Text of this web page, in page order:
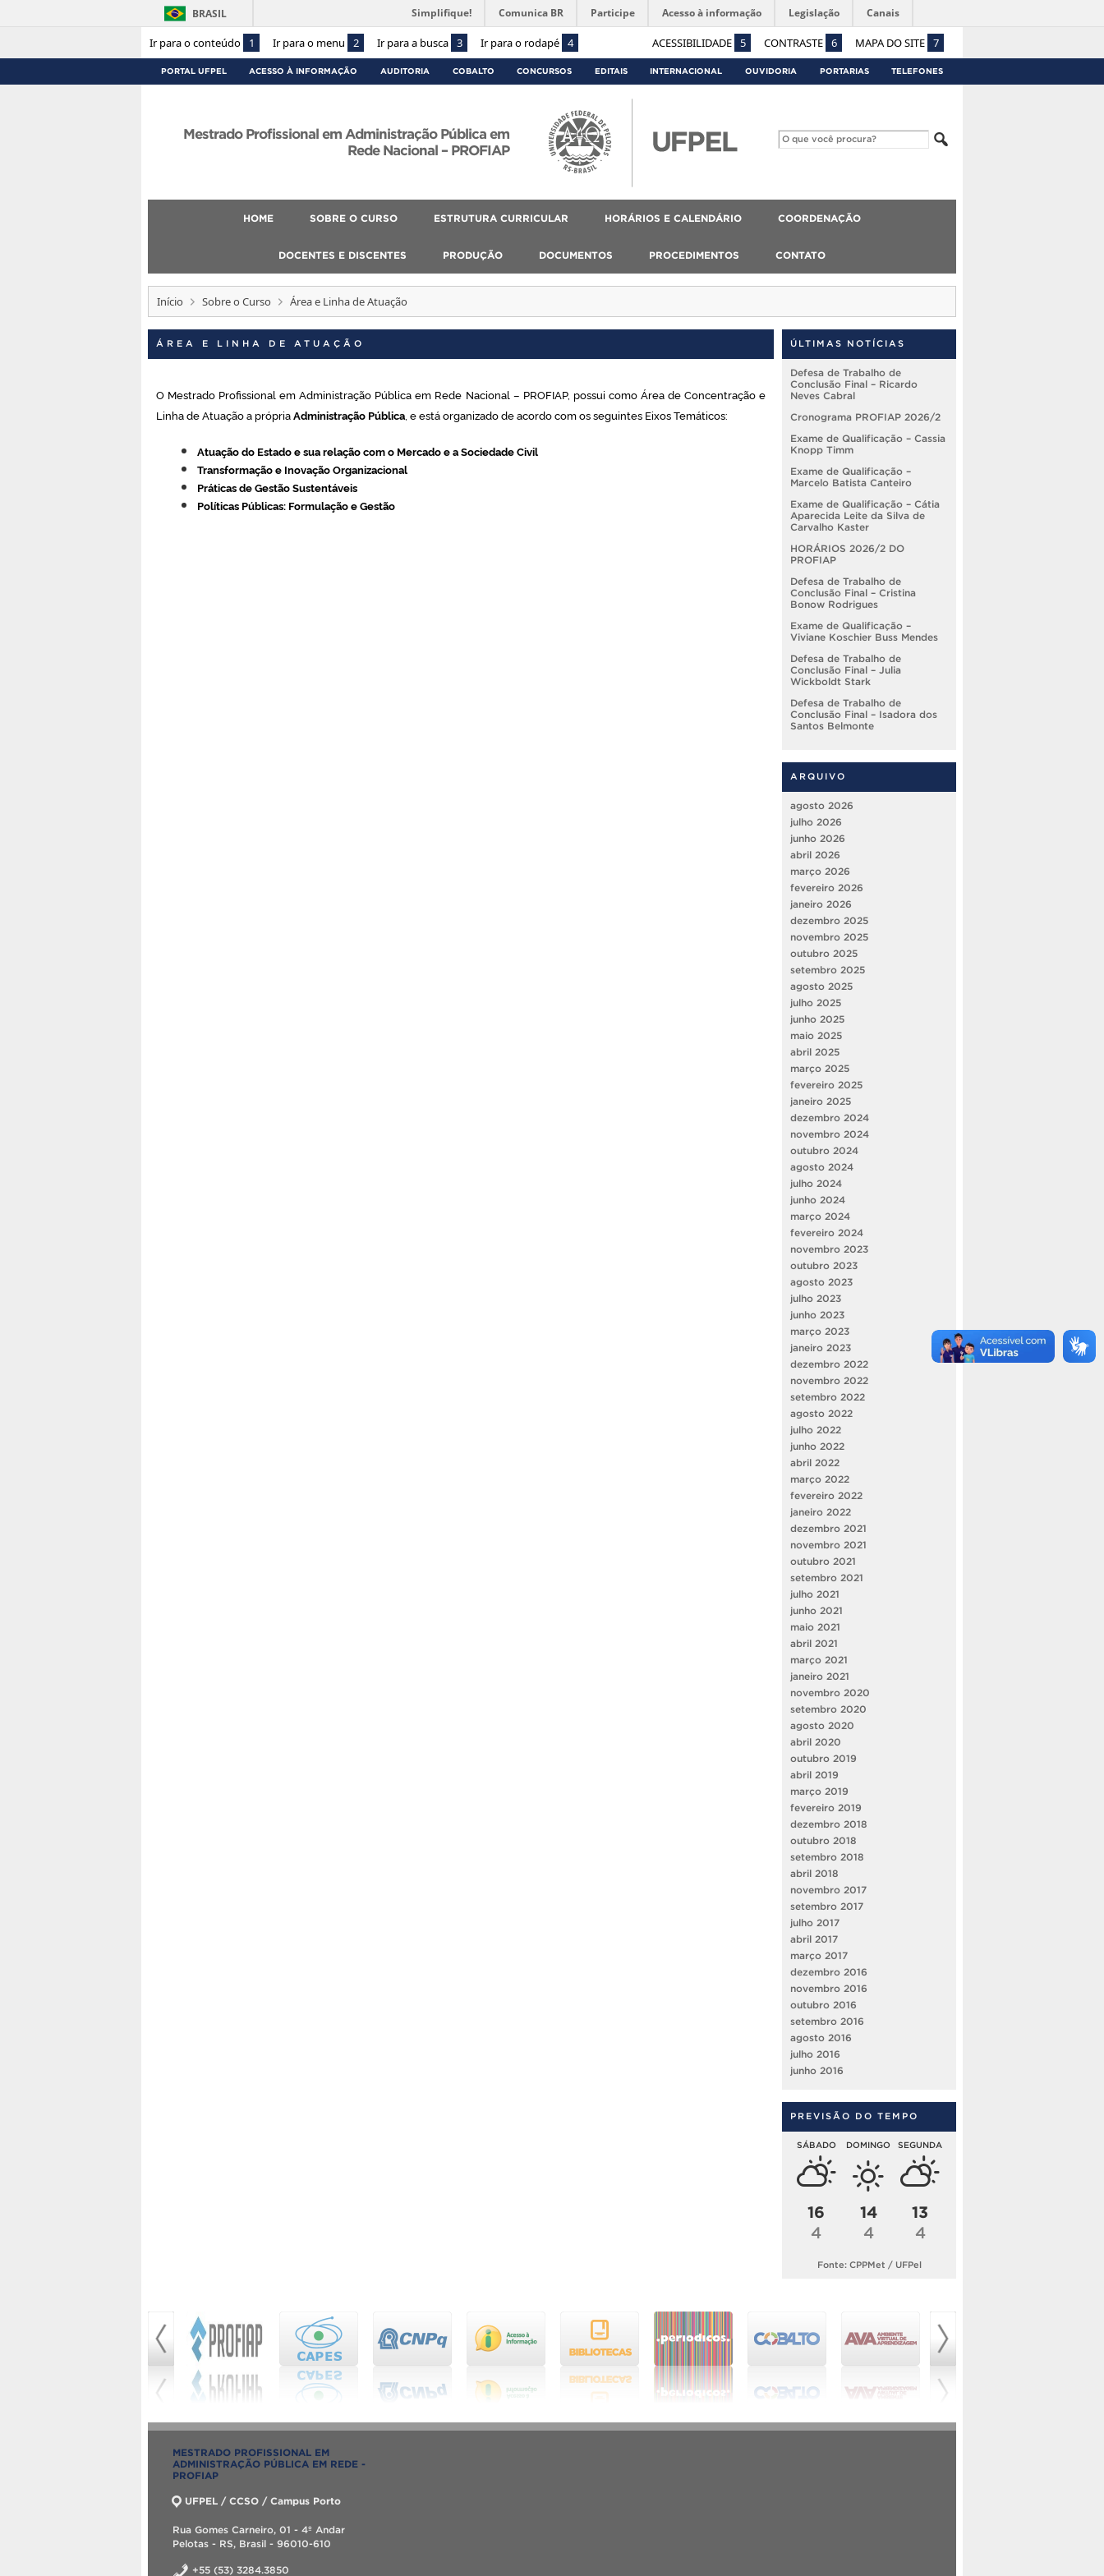
Ir para o conteúdo 1 Ir para o menu 2 Ir para a busca 3 Ir para o rodapé 4 ACESSIBILIDADE 5 CONTRASTE 6 MAPA DO SITE 7
BRASIL Simplifique! Comunica BR Participe Acesso à informação Legislação Canais
PORTAL UFPEL ACESSO À INFORMAÇÃO AUDITORIA COBALTO CONCURSOS EDITAIS INTERNACIONAL OUVIDORIA PORTARIAS TELEFONES
Mestrado Profissional em Administração Pública em
Rede Nacional – PROFIAP
HOME SOBRE O CURSO ESTRUTURA CURRICULAR HORÁRIOS E CALENDÁRIO COORDENAÇÃO
DOCENTES E DISCENTES PRODUÇÃO DOCUMENTOS PROCEDIMENTOS CONTATO
Início Sobre o Curso Área e Linha de Atuação
ÁREA E LINHA DE ATUAÇÃO
O Mestrado Profissional em Administração Pública em Rede Nacional – PROFIAP, possui como Área de Concentração e
Linha de Atuação a própriaAdministração Pública , e está organizado de acordo com os seguintes Eixos Temáticos:
Atuação do Estado e sua relação com o Mercado e a Sociedade Civil
Transformação e Inovação Organizacional
Práticas de Gestão Sustentáveis
Políticas Públicas: Formulação e Gestão
ÚLTIMAS NOTÍCIAS
Defesa de Trabalho de
Conclusão Final – Ricardo
Neves Cabral
Cronograma PROFIAP 2026/2
Exame de Qualificação – Cassia
Knopp Timm
Exame de Qualificação –
Marcelo Batista Canteiro
Exame de Qualificação – Cátia
Aparecida Leite da Silva de
Carvalho Kaster
HORÁRIOS 2026/2 DO
PROFIAP
Defesa de Trabalho de
Conclusão Final – Cristina
Bonow Rodrigues
Exame de Qualificação –
Viviane Koschier Buss Mendes
Defesa de Trabalho de
Conclusão Final – Julia
Wickboldt Stark
Defesa de Trabalho de
Conclusão Final – Isadora dos
Santos Belmonte
ARQUIVO
agosto 2026
julho 2026
junho 2026
abril 2026
março 2026
fevereiro 2026
janeiro 2026
dezembro 2025
novembro 2025
outubro 2025
setembro 2025
agosto 2025
julho 2025
junho 2025
maio 2025
abril 2025
março 2025
fevereiro 2025
janeiro 2025
dezembro 2024
novembro 2024
outubro 2024
agosto 2024
julho 2024
junho 2024
março 2024
fevereiro 2024
novembro 2023
outubro 2023
agosto 2023
julho 2023
junho 2023
março 2023
janeiro 2023
dezembro 2022
novembro 2022
setembro 2022
agosto 2022
julho 2022
junho 2022
abril 2022
março 2022
fevereiro 2022
janeiro 2022
dezembro 2021
novembro 2021
outubro 2021
setembro 2021
julho 2021
junho 2021
maio 2021
abril 2021
março 2021
janeiro 2021
novembro 2020
setembro 2020
agosto 2020
abril 2020
outubro 2019
abril 2019
março 2019
fevereiro 2019
dezembro 2018
outubro 2018
setembro 2018
abril 2018
novembro 2017
setembro 2017
julho 2017
abril 2017
março 2017
dezembro 2016
novembro 2016
outubro 2016
setembro 2016
agosto 2016
julho 2016
junho 2016
PREVISÃO DO TEMPO
SÁBADO
16
4
DOMINGO
14
4
SEGUNDA
13
4
Fonte: CPPMet / UFPel
MESTRADO PROFISSIONAL EM
ADMINISTRAÇÃO PÚBLICA EM REDE -
PROFIAP
UFPEL / CCSO / Campus Porto
Rua Gomes Carneiro, 01 - 4º Andar
Pelotas - RS, Brasil - 96010-610
+55 (53) 3284.3850